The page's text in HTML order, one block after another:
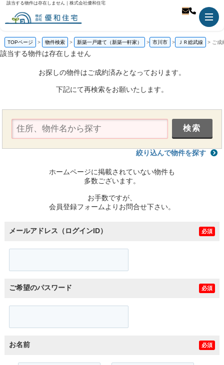
該当する物件は存在しません｜株式会社優和住宅
TOPページ 物件検索 新築一戸建て（新築一軒家） 市川市 ＪＲ総武線 ご成
該当する物件は存在しません
お探しの物件はご成約済みとなっております。
下記にて再検索をお願いたします。
絞り込んで物件を探す
ホームページに掲載されていない物件も
多数ございます。
お手数ですが、
会員登録フォームよりお問合せ下さい。
メールアドレス（ログインID） 必須
ご希望のパスワード 必須
お名前 必須